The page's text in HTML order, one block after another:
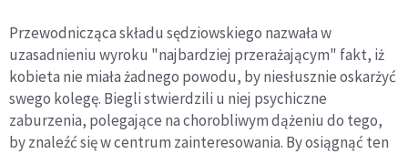
Przewodnicząca składu sędziowskiego nazwała w
uzasadnieniu wyroku "najbardziej przerażającym" fakt, iż
kobieta nie miała żadnego powodu, by niesłusznie oskarżyć
swego kolegę. Biegli stwierdzili u niej psychiczne
zaburzenia, polegające na chorobliwym dążeniu do tego,
by znaleźć się w centrum zainteresowania. By osiągnąć ten